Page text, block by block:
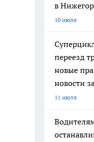
в
10 июля
переезд
новые
новости
11 июля